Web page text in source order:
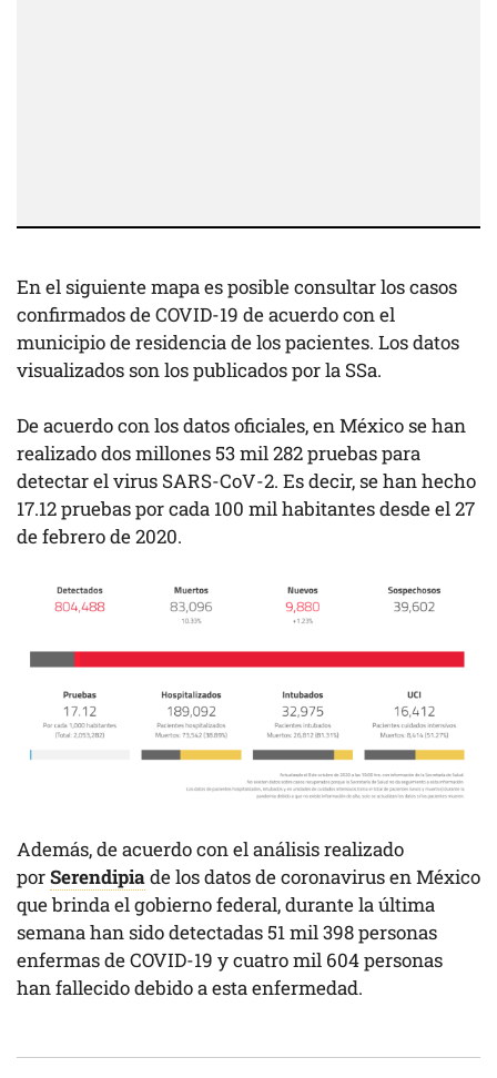
En el siguiente mapa es posible consultar los casos
confirmados de COVID-19 de acuerdo con el
municipio de residencia de los pacientes. Los datos
visualizados son los publicados por la SSa.
De acuerdo con los datos oficiales, en México se han
realizado dos millones 53 mil 282 pruebas para
detectar el virus SARS-CoV-2. Es decir, se han hecho
17.12 pruebas por cada 100 mil habitantes desde el 27
de febrero de 2020.
Además, de acuerdo con el análisis realizado
porSerendipiade los datos de coronavirus en México
que brinda el gobierno federal, durante la última
semana han sido detectadas 51 mil 398 personas
enfermas de COVID-19 y cuatro mil 604 personas
han fallecido debido a esta enfermedad.